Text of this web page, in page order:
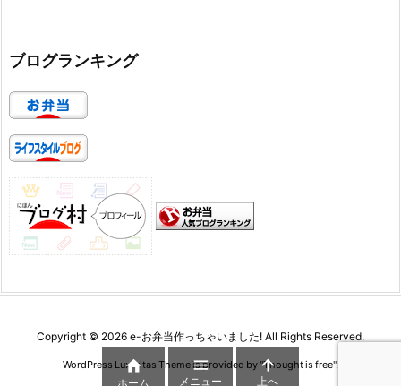
ブログランキング
Copyright © 2026 e-お弁当作っちゃいました! All Rights Reserved.
WordPress Luxeritas Theme is provided by "Thought is free".

ホーム

メニュー

上へ